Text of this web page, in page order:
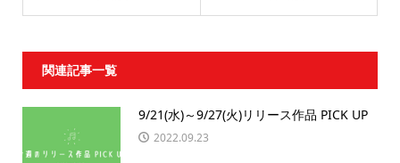
関連記事一覧
9/21(水)～9/27(火)リリース作品 PICK UP
2022.09.23